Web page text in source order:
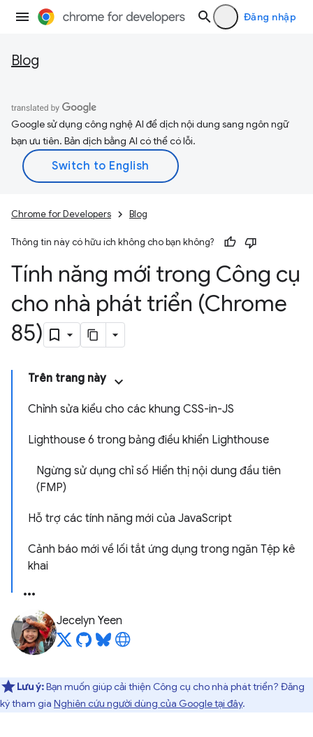
Đăng nhập
Blog
Google sử dụng công nghệ AI để dịch nội dung sang ngôn ngữ
bạn ưu tiên. Bản dịch bằng AI có thể có lỗi.
Chrome for Developers Blog
Thông tin này có hữu ích không cho bạn không?
Tính năng mới trong Công cụ
cho nhà phát triển (Chrome
85)
Trên trang này
Chỉnh sửa kiểu cho các khung CSS-in-JS
Lighthouse 6 trong bảng điều khiển Lighthouse
Ngừng sử dụng chỉ số Hiển thị nội dung đầu tiên
(FMP)
Hỗ trợ các tính năng mới của JavaScript
Cảnh báo mới về lối tắt ứng dụng trong ngăn Tệp kê
khai
Jecelyn Yeen
Lưu ý:Bạn muốn giúp cải thiện Công cụ cho nhà phát triển? Đăng
ký tham gia Nghiên cứu người dùng của Google tại đây.